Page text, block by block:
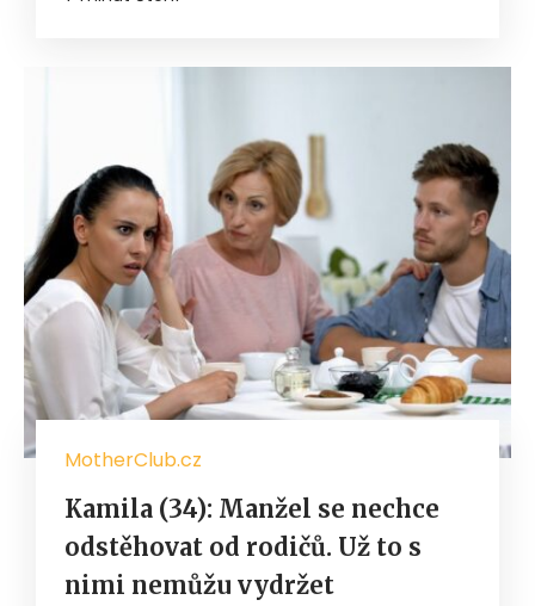
MotherClub.cz
Kamila (34): Manžel se nechce
odstěhovat od rodičů. Už to s
nimi nemůžu vydržet